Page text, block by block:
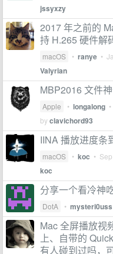
jssyxzy
2017 年之前的
持 H.265 硬件解
macOS • ranye •
Valyrian
MBP2016 文件
Apple • longalong •
byclavichord93
IINA 播放进度条
macOS • koc •
koc
分享一个看冷神
DotA • mysteri0uss
Mac 全屏播放视
上、自带的
有人碰到过吗，